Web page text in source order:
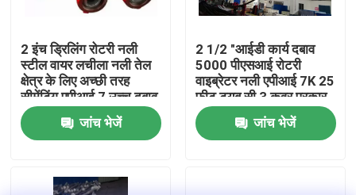
हमारे बारे में
फैक्टरी यात्रा
गुणवत्ता नियंत्रण
2 इंच ड्रिलिंग रोटरी नली
स्टील वायर लचीला नली तेल
क्षेत्र के लिए अच्छी तरह
सीमेंटिंग एपीआई 7 उच्च दबाव
उच्च शक्ति पर
जांच भेजें
2 1/2 "आईडी कार्य दबाव
5000 पीएसआई रोटरी
वाइब्रेटर नली एपीआई 7K 25
फीट ट्यूब सी 3 कवर प्रकार
सी 4 कई परतें
जांच भेजें